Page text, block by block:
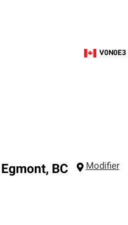
zipcode,
V0N0E3
Egmont, BC Modifier